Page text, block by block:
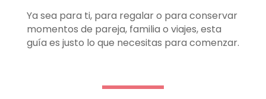
Ya sea para ti, para regalar o para conservar
momentos de pareja, familia o viajes, esta
guía es justo lo que necesitas para comenzar.